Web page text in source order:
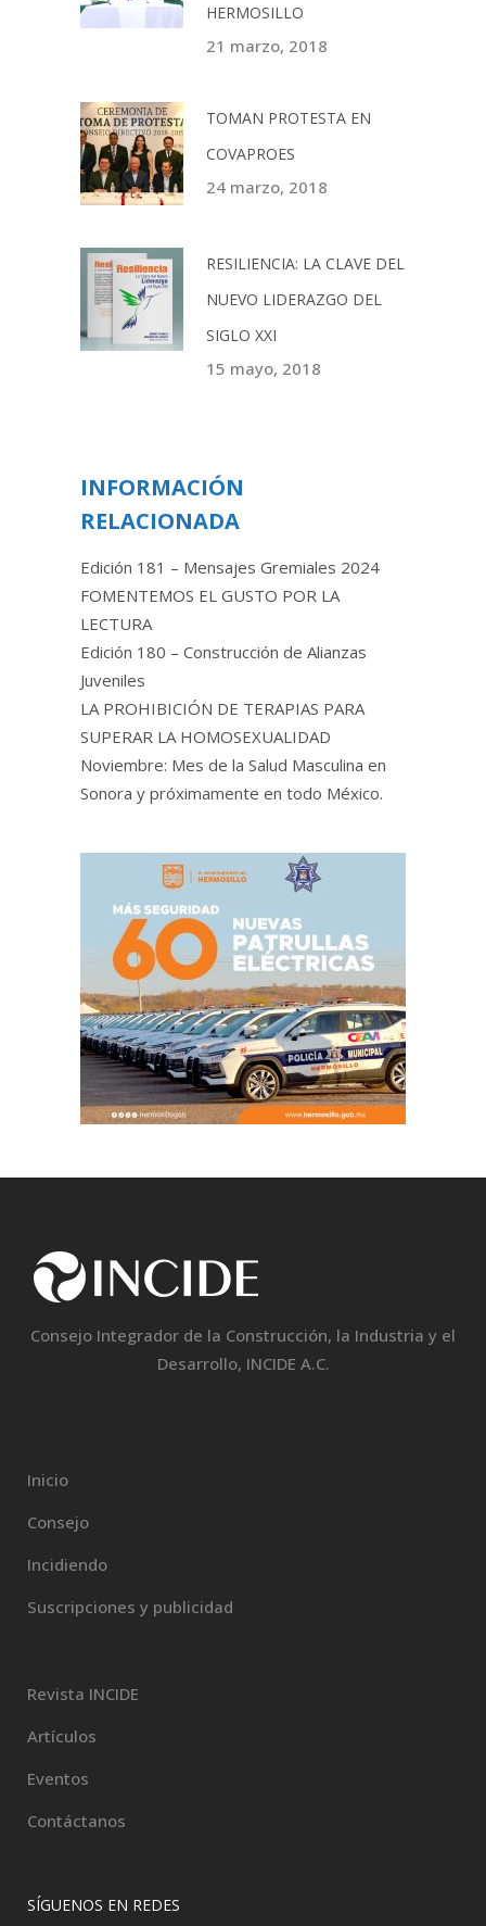
HERMOSILLO
21 marzo, 2018
TOMAN PROTESTA EN
COVAPROES
24 marzo, 2018
RESILIENCIA: LA CLAVE DEL
NUEVO LIDERAZGO DEL
SIGLO XXI
15 mayo, 2018
INFORMACIÓN
RELACIONADA
Edición 181 – Mensajes Gremiales 2024
FOMENTEMOS EL GUSTO POR LA
LECTURA
Edición 180 – Construcción de Alianzas
Juveniles
LA PROHIBICIÓN DE TERAPIAS PARA
SUPERAR LA HOMOSEXUALIDAD
Noviembre: Mes de la Salud Masculina en
Sonora y próximamente en todo México.
Consejo Integrador de la Construcción, la Industria y el
Desarrollo, INCIDE A.C.
Inicio
Consejo
Incidiendo
Suscripciones y publicidad
Revista INCIDE
Artículos
Eventos
Contáctanos
SÍGUENOS EN REDES